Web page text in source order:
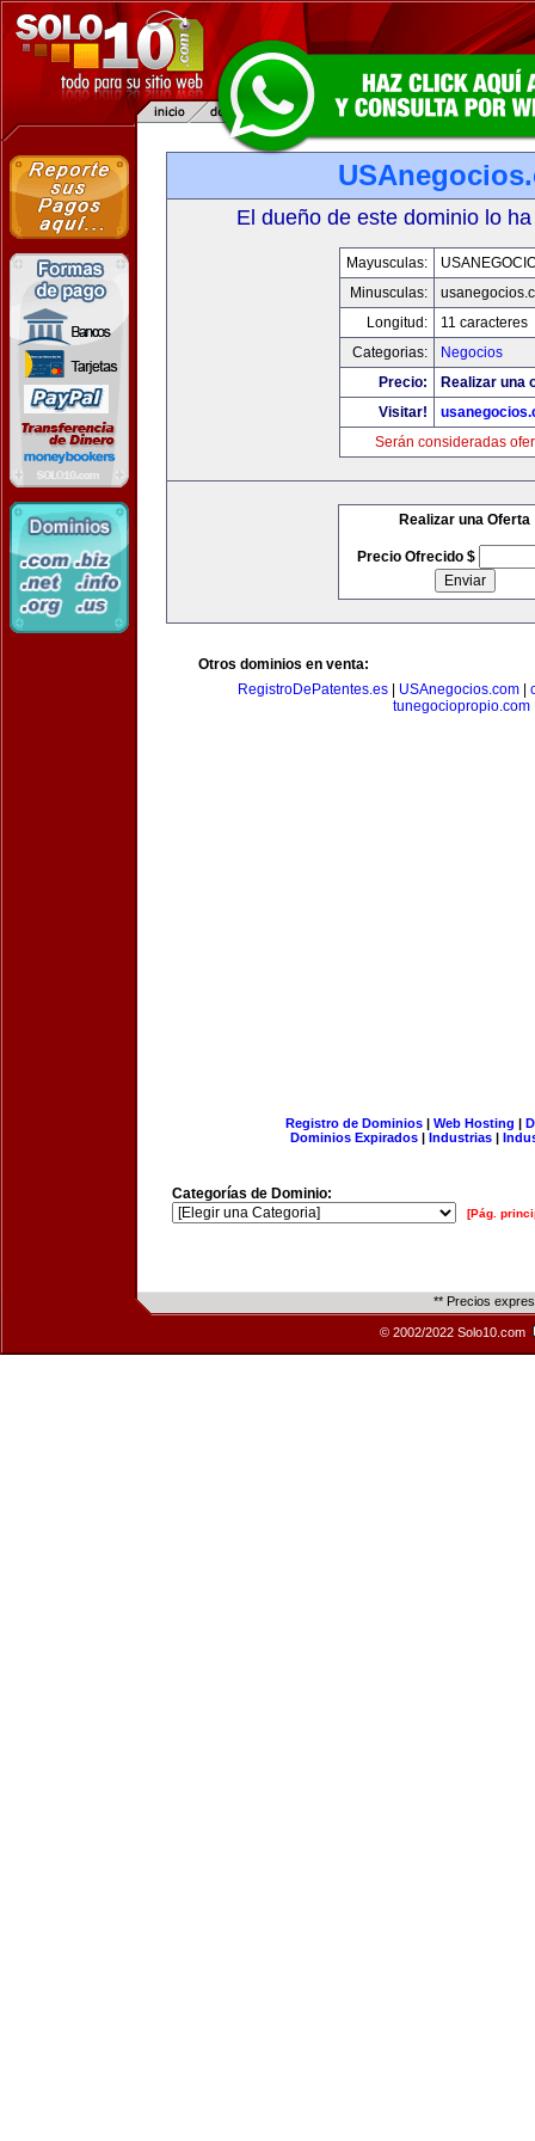
El dueño de este dominio lo
Mayusculas:
Minusculas:
Longitud:
11 caracteres
Categorias:
Negocios
Precio:
Realizar una
Visitar!
Serán consideradas
Realizar una Oferta
Precio Ofrecido $
Otros dominios en venta:
RegistroDePatentes.es
USAnegocios.com
tunegociopropio.com
Registro de Dominios| Web Hosting |
Dominios Expirados | Industrias |
Categorías de Dominio:
[Pág.
** Precios
© 2002/2022 Solo10.com